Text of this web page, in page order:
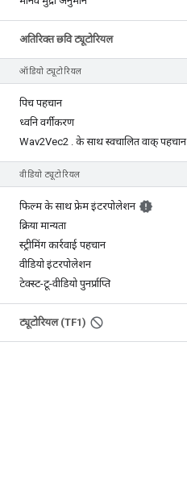
अतिरिक्त छवि ट्यूटोरियल
ऑडियो ट्यूटोरियल
पिच पहचान
ध्वनि वर्गीकरण
Wav2Vec2 . के साथ स्वचालित वाक् पहचान
वीडियो ट्यूटोरियल
फिल्म के साथ फ्रेम इंटरपोलेशन
क्रिया मान्यता
स्ट्रीमिंग कार्रवाई पहचान
वीडियो इंटरपोलेशन
टेक्स्ट-टू-वीडियो पुनर्प्राप्ति
ट्यूटोरियल (TF1)